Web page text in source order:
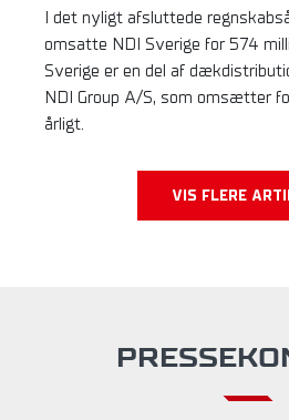
I det nyligt afsluttede
omsatte NDI Sverige for 574
Sverige er en del af
NDI Group A/S, som omsætter
årligt.
VIS FLERE